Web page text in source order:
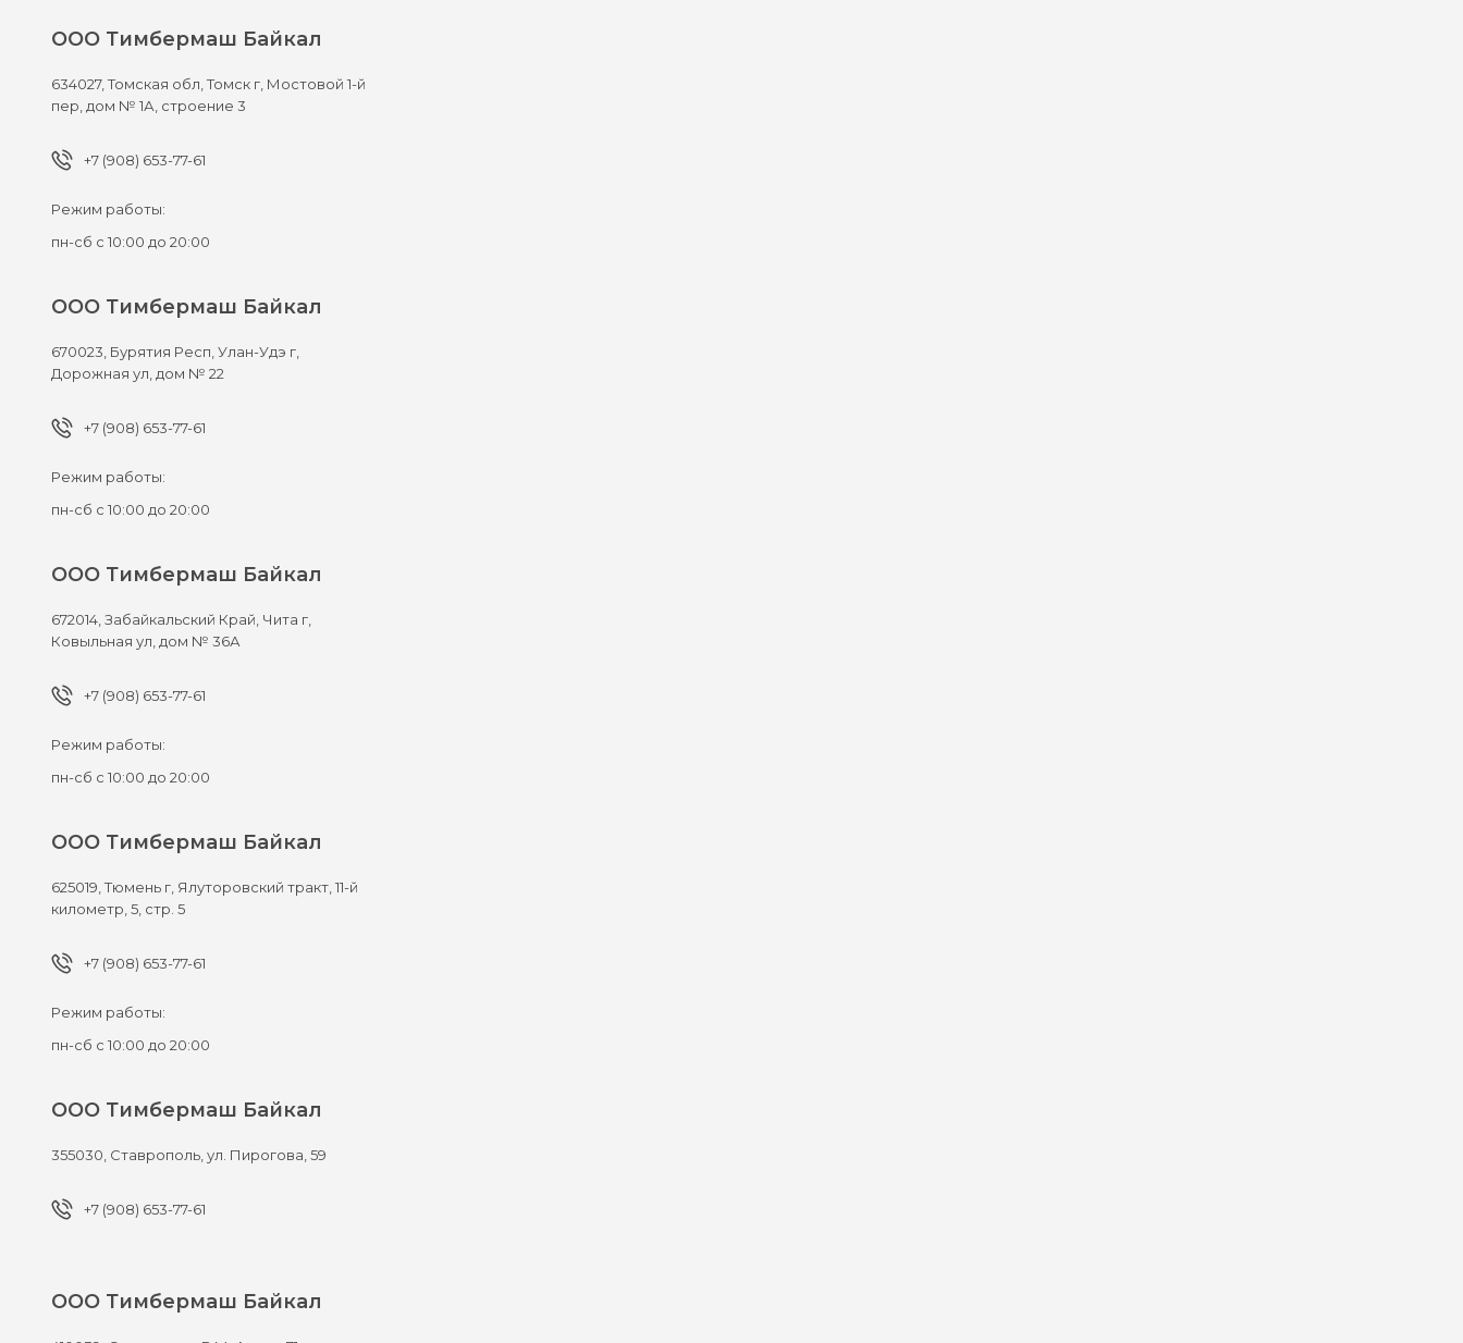
ООО Тимбермаш Байкал
634027,Томская обл, Томск г, Мостовой 1-й
пер, дом № 1А, строение 3
+7 (908) 653-77-61
Режим работы:
пн-сб с 10:00 до 20:00
ООО Тимбермаш Байкал
670023, Бурятия Респ, Улан-Удэ г,
Дорожная ул, дом № 22
+7 (908) 653-77-61
Режим работы:
пн-сб с 10:00 до 20:00
ООО Тимбермаш Байкал
672014,Забайкальский Край, Чита г,
Ковыльная ул, дом № 36А
+7 (908) 653-77-61
Режим работы:
пн-сб с 10:00 до 20:00
ООО Тимбермаш Байкал
625019,Тюмень г, Ялуторовский тракт, 11-й
километр, 5, стр. 5
+7 (908) 653-77-61
Режим работы:
пн-сб с 10:00 до 20:00
ООО Тимбермаш Байкал
355030, Ставрополь,ул. Пирогова, 59
+7 (908) 653-77-61
ООО Тимбермаш Байкал